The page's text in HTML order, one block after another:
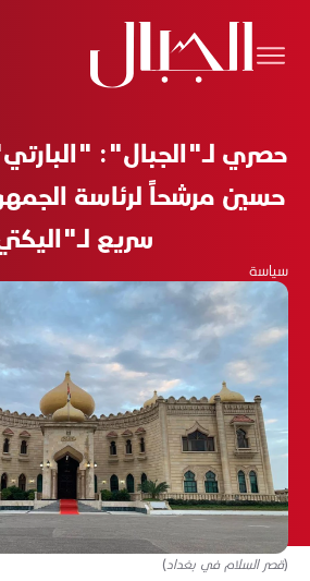
حصري لـ"الجبال":
حسين مرشحاً لرئاسة
سريع
سياسة
(قصر السلام في بغداد)